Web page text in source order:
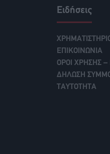
Ειδήσεις
ΕΠΙΚΟΙΝΩΝΙΑ
ΟΡΟΙ ΧΡΗΣΗΣ
ΔΗΛΩΣΗ
ΤΑΥΤΟΤΗΤΑ